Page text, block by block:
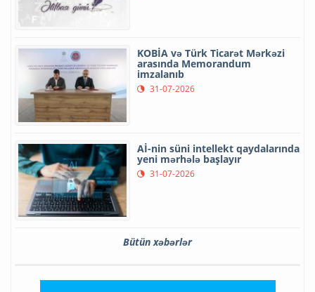
KOBİA və Türk Ticarət Mərkəzi
arasında Memorandum
imzalanıb
31-07-2026
Aİ-nin süni intellekt qaydalarında
yeni mərhələ başlayır
31-07-2026
Bütün xəbərlər